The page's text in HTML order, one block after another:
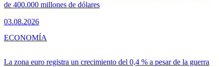
de 400.000 millones de dólares
03.08.2026
La zona euro registra un crecimiento del 0,4 % a pesar de la guerra
ECONOMÍA